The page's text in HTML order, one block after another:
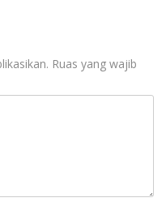
Ruas yang wajib